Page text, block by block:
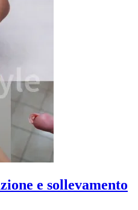
e sollevamento